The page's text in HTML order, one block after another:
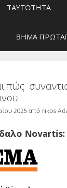
ΤΑΥΤΟΤΗΤΑ
ΒΗΜΑ
πώς
2025 από nikos
Novartis: